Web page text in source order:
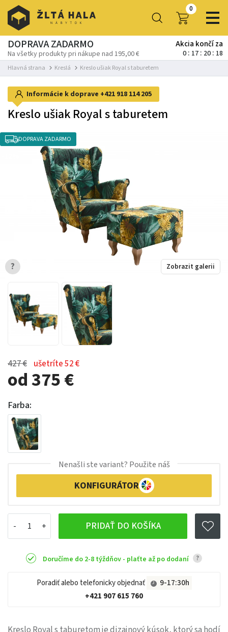
0
DOPRAVA ZADARMO
Na všetky produkty pri nákupe nad 195,00 €
Akcia končí za
0 17 20 18
Hlavná strana Kreslá Kreslo ušiak Royal s taburetem
427 € ušetríte 52 €
od 375 €
Farba:
PRIDAŤ DO KOŠÍKA
Nenašli ste variant? Použite náš
KONFIGURÁTOR
Doručíme do 2-8 týždňov - plaťte až po dodaní ?
Poradiť alebo telefonicky objednať
9-17:30h
+421 907 615 760
Informácie k doprave +421 918 114 205
Kreslo ušiak Royal s taburetem
DOPRAVA ZADARMO
Zobrazit galerii
?